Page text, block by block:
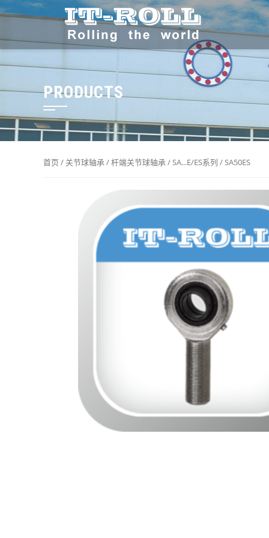
PRODUCTS
首页 / 关节球轴承/杆端关节球轴承/SA...E/ES系列 / SA50ES